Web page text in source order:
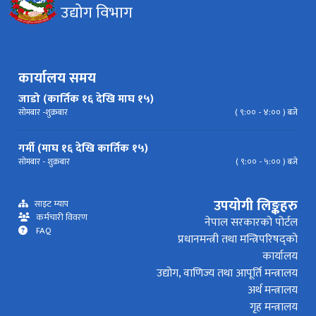
उद्योग विभाग
कार्यालय समय
जाडो (कार्तिक १६ देखि माघ १५)
सोमबार -शुक्रबार ( ९:०० - ४:०० ) बजे
गर्मी (माघ १६ देखि कार्तिक १५)
सोमबार - शुक्रबार ( ९:०० - ५:०० ) बजे
साइट म्याप
कर्मचारी विवरण
FAQ
उपयोगी लिङ्कहरु
नेपाल सरकारको पोर्टल
प्रधानमन्त्री तथा मन्त्रिपरिषद्को
कार्यालय
उद्योग, वाणिज्य तथा आपूर्ति मन्त्रालय
अर्थ मन्त्रालय
गृह मन्त्रालय